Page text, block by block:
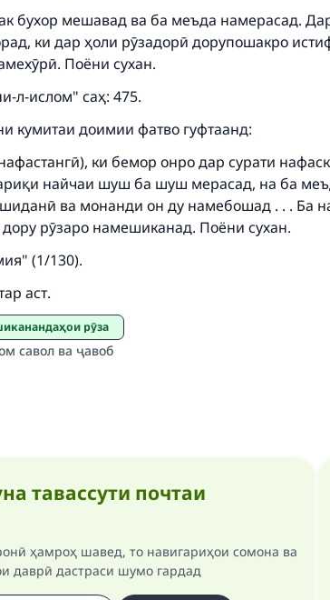
бухор мешавад ва ба меъда намерасад.
ки дар ҳоли рӯзадорӣ дорупошакро
Поёни сухан.
л-ислом" саҳ: 475.
кумитаи доимии фатво гуфтаанд:
ки бемор онро дар сурати
найчаи шуш ба шуш мерасад, на ба
ва монанди он ду намебошад . . . Ба
дору рӯзаро намешиканад. Поёни сухан.
(1/130).
аст.
рӯза
савол ва ҷавоб
тавассути почтаи
ҳамроҳ шавед, то навигариҳои сомона ва
даврӣ дастраси шумо гардад
Your support is crucial for our
person who leads others to doing what is
same reward as those who do it."
(MUSLIM, 1893)
Support IslamQA